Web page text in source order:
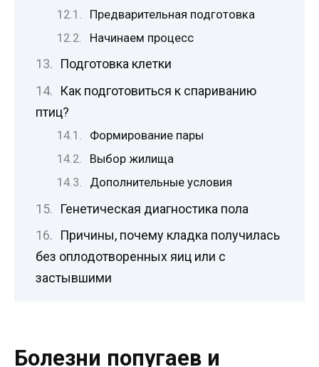
Предварительная подготовка
Начинаем процесс
Подготовка клетки
Как подготовиться к спариванию
птиц?
Формирование пары
Выбор жилища
Дополнительные условия
Генетическая диагностика пола
Причины, почему кладка получилась
без оплодотворенных яиц или с
застывшими
Болезни попугаев и